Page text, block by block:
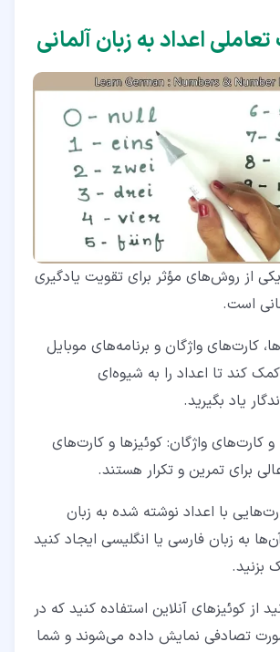
از روش‌های مؤثر برای تقویت یادگیری
است.
کارت‌های واژگان و برنامه‌های موبایل
کند تا اعداد را به شیوه‌ای
یاد بگیرید.
و کارت‌های واژگان: کوئیزها و کارت‌های
برای تمرین و تکرار هستند.
با اعداد نوشته شده به زبان
به زبان فارسی یا انگلیسی ایجاد کنید
بزنید.
از کوئیزهای آنلاین استفاده کنید که در
تصادفی نمایش داده می‌شوند و شما